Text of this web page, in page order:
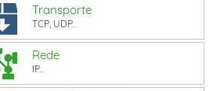
Transporte
TCP, UDP...
Rede
IP...